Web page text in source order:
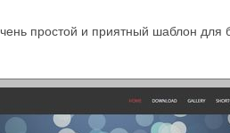
простой и приятный шаблон для